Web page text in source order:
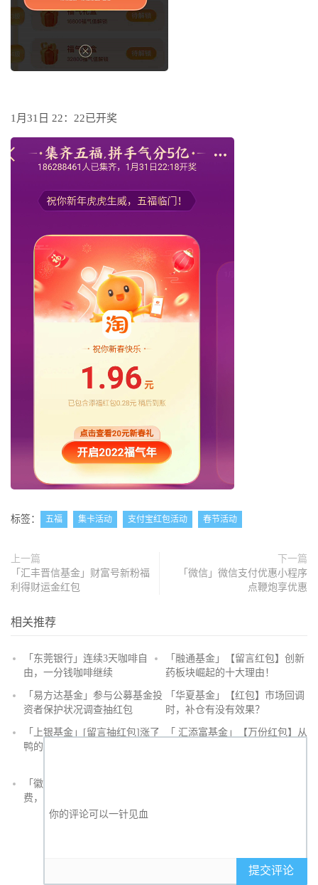
1月31日 22：22已开奖
标签： 五福 集卡活动 支付宝红包活动 春节活动
上一篇
「汇丰晋信基金」财富号新粉福
利得财运金红包
下一篇
「微信」微信支付优惠小程序
点鞭炮享优惠
相关推荐
「东莞银行」连续3天咖啡自
由，一分钱咖啡继续
「融通基金」【留言红包】创新
药板块崛起的十大理由！
「易方达基金」参与公募基金投
资者保护状况调查抽红包
「华夏基金」【红包】市场回调
时，补仓有没有效果？
「上银基金」[留言抽红包]​涨了
鸭的投资旅途
「 汇添富基金」【万份红包】从
「徽商银行」手机银行充值话
费，至高立减30元
提交评论